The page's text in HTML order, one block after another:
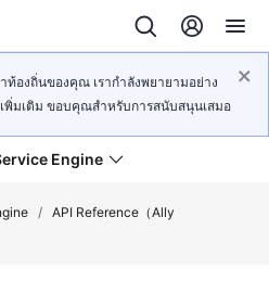
องถิ่นของคุณ เรากำลังพยายามอย่าง
พิ่มเติม ขอบคุณสำหรับการสนับสนุนเสมอ
Engine
/ API Reference（Ally